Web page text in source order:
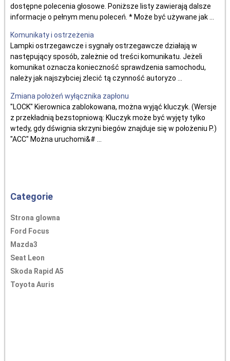
dostępne polecenia głosowe. Poniższe listy zawierają dalsze
informacje o pełnym menu poleceń. * Może być używane jak ...
Komunikaty i ostrzeżenia
Lampki ostrzegawcze i sygnały ostrzegawcze działają w
następujący sposób, zależnie od treści komunikatu. Jeżeli
komunikat oznacza konieczność sprawdzenia samochodu,
należy jak najszybciej zlecić tą czynność autoryzo ...
Zmiana położeń wyłącznika zapłonu
"LOCK" Kierownica zablokowana, można wyjąć kluczyk. (Wersje
z przekładnią bezstopniową: Kluczyk może być wyjęty tylko
wtedy, gdy dśwignia skrzyni biegów znajduje się w położeniu P.)
"ACC" Można uruchomi&# ...
Categorie
Strona glowna
Ford Focus
Mazda3
Seat Leon
Skoda Rapid A5
Toyota Auris